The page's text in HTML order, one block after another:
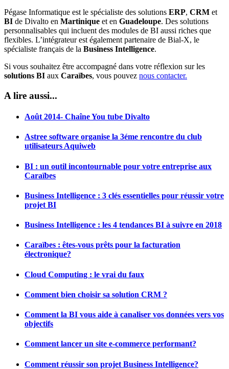
Pégase Informatique est le spécialiste des solutions ERP, CRM et
BI de Divalto en Martinique et en Guadeloupe. Des solutions
personnalisables qui incluent des modules de BI aussi riches que
flexibles. L’intégrateur est également partenaire de Bial-X, le
spécialiste français de la Business Intelligence.
Si vous souhaitez être accompagné dans votre réflexion sur les
solutions BI aux Caraïbes, vous pouvez nous contacter.
A lire aussi...
Août 2014- Chaîne You tube Divalto
Astree software organise la 3éme rencontre du club
utilisateurs Aquiweb
BI : un outil incontournable pour votre entreprise aux
Caraïbes
Business Intelligence : 3 clés essentielles pour réussir votre
projet BI
Business Intelligence : les 4 tendances BI à suivre en 2018
Caraïbes : êtes-vous prêts pour la facturation
électronique?
Cloud Computing : le vrai du faux
Comment bien choisir sa solution CRM ?
Comment la BI vous aide à canaliser vos données vers vos
objectifs
Comment lancer un site e-commerce performant?
Comment réussir son projet Business Intelligence?